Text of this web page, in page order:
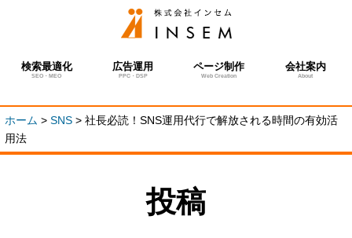
検索最適化
SEO・MEO
広告運用
PPC・DSP
ページ制作
Web Creation
会社案内
About
ホーム > SNS> 社長必読！SNS運用代行で解放される時間の有効活
用法
投稿